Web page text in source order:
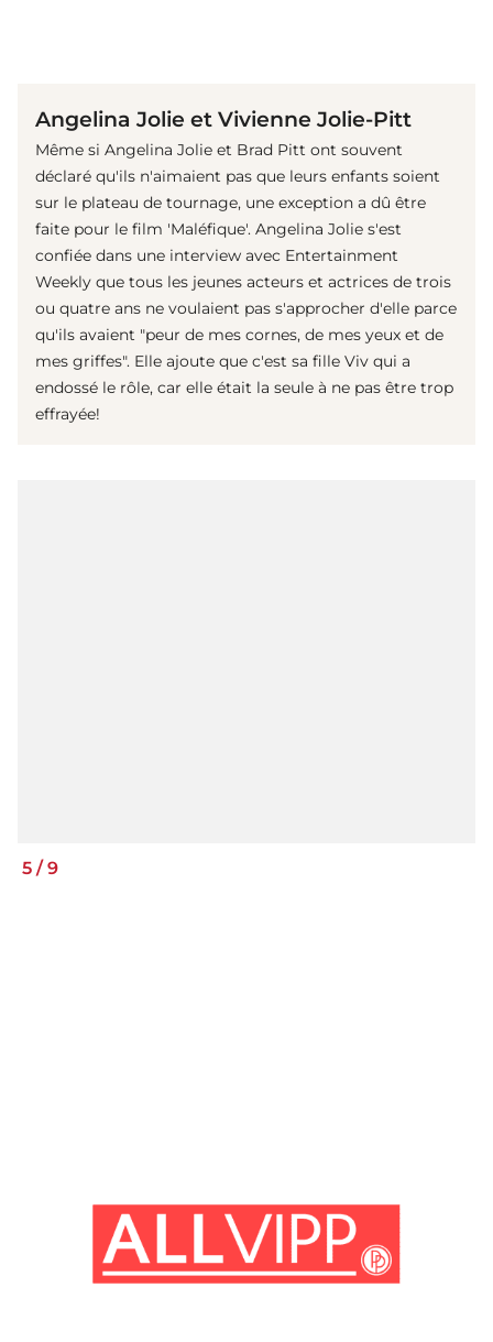
Angelina Jolie et Vivienne Jolie-Pitt
Même si Angelina Jolie et Brad Pitt ont souvent
déclaré qu'ils n'aimaient pas que leurs enfants soient
sur le plateau de tournage, une exception a dû être
faite pour le film 'Maléfique'. Angelina Jolie s'est
confiée dans une interview avec Entertainment
Weekly que tous les jeunes acteurs et actrices de trois
ou quatre ans ne voulaient pas s'approcher d'elle parce
qu'ils avaient "peur de mes cornes, de mes yeux et de
mes griffes". Elle ajoute que c'est sa fille Viv qui a
endossé le rôle, car elle était la seule à ne pas être trop
effrayée!
5 / 9